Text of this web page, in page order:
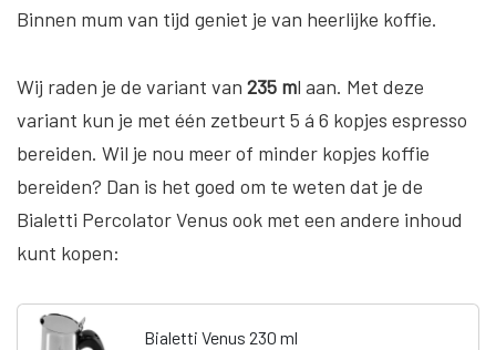
Binnen mum van tijd geniet je van heerlijke koffie.
Wij raden je de variant van 235 ml aan. Met deze
variant kun je met één zetbeurt 5 á 6 kopjes espresso
bereiden. Wil je nou meer of minder kopjes koffie
bereiden? Dan is het goed om te weten dat je de
Bialetti Percolator Venus ook met een andere inhoud
kunt kopen:
Bialetti Venus 230 ml